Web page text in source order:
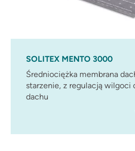
SOLITEX MENTO 3000
Średniociężka membrana
starzenie, z regulacją wilgoci
dachu